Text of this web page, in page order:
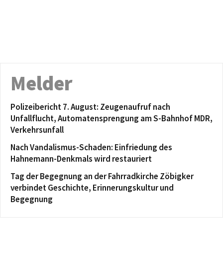
Melder
Polizeibericht 7. August: Zeugenaufruf nach
Unfallflucht, Automatensprengung am S-Bahnhof MDR,
Verkehrsunfall
Nach Vandalismus-Schaden: Einfriedung des
Hahnemann-Denkmals wird restauriert
Tag der Begegnung an der Fahrradkirche Zöbigker
verbindet Geschichte, Erinnerungskultur und
Begegnung